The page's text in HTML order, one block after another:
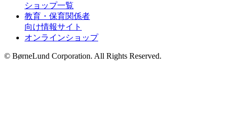
ショップ一覧
教育・保育関係者
向け情報サイト
オンラインショップ
© BørneLund Corporation. All Rights Reserved.